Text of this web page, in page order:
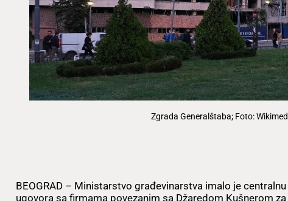
Zgrada Generalštaba; Foto:
BEOGRAD – Ministarstvo građevinarstva imalo je
ugovora sa firmama povezanim sa Džaredom Kušnerom